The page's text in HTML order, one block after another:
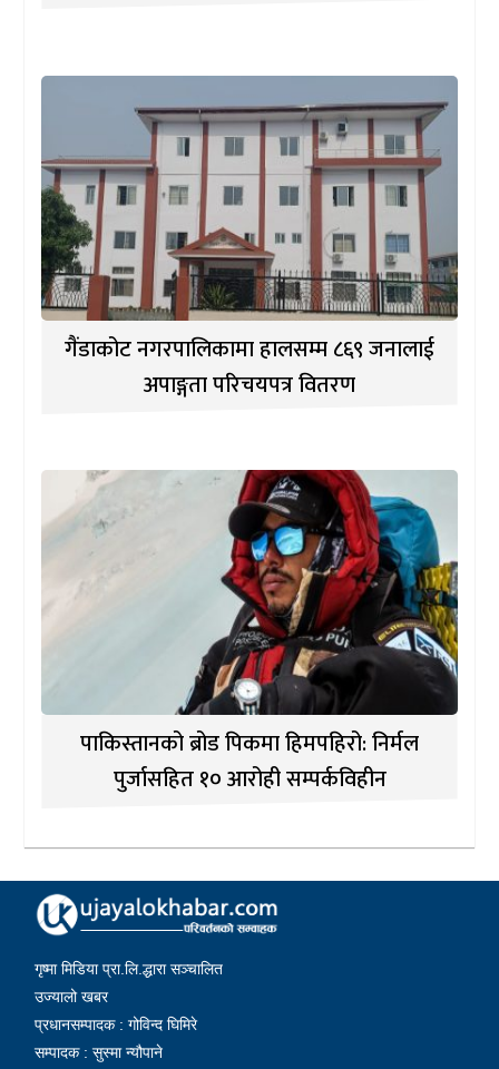
गैंडाकोट नगरपालिकामा हालसम्म ८६९ जनालाई
अपाङ्गता परिचयपत्र वितरण
पाकिस्तानको ब्रोड पिकमा हिमपहिरो: निर्मल
पुर्जासहित १० आरोही सम्पर्कविहीन
गृष्मा मिडिया प्रा.लि.द्धारा सञ्चालित
उज्यालो खबर
प्रधानसम्पादक : गोविन्द घिमिरे
सम्पादक : सुस्मा न्यौपाने